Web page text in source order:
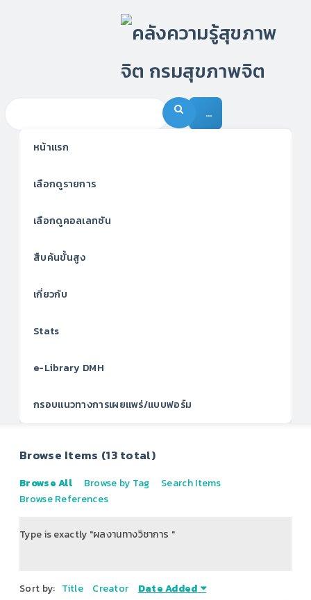
…
หน้าแรก
เลือกดูรายการ
เลือกดูคอลเลกชัน
สืบค้นขั้นสูง
เกี่ยวกับ
Stats
e-Library DMH
กรอบแนวทางการเผยแพร่/แบบฟอร์ม
Browse Items (13 total)
Browse All Browse by Tag
Search Items
Browse References
Type is exactly "ผลงานทางวิชาการ "
of 2
Sort by: Title Creator Date Added